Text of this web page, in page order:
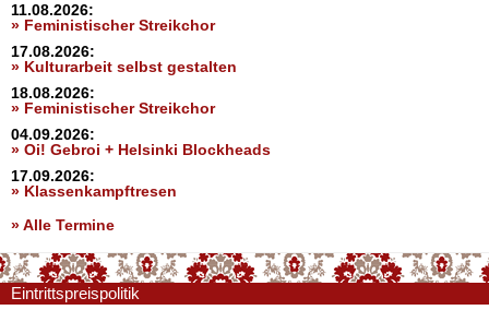
11.08.2026:
» Feministischer Streikchor
17.08.2026:
» Kulturarbeit selbst gestalten
18.08.2026:
» Feministischer Streikchor
04.09.2026:
» Oi! Gebroi + Helsinki Blockheads
17.09.2026:
» Klassenkampftresen
» Alle Termine
Eintrittspreispolitik